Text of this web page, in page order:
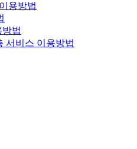
용방법
법
서비스 이용방법